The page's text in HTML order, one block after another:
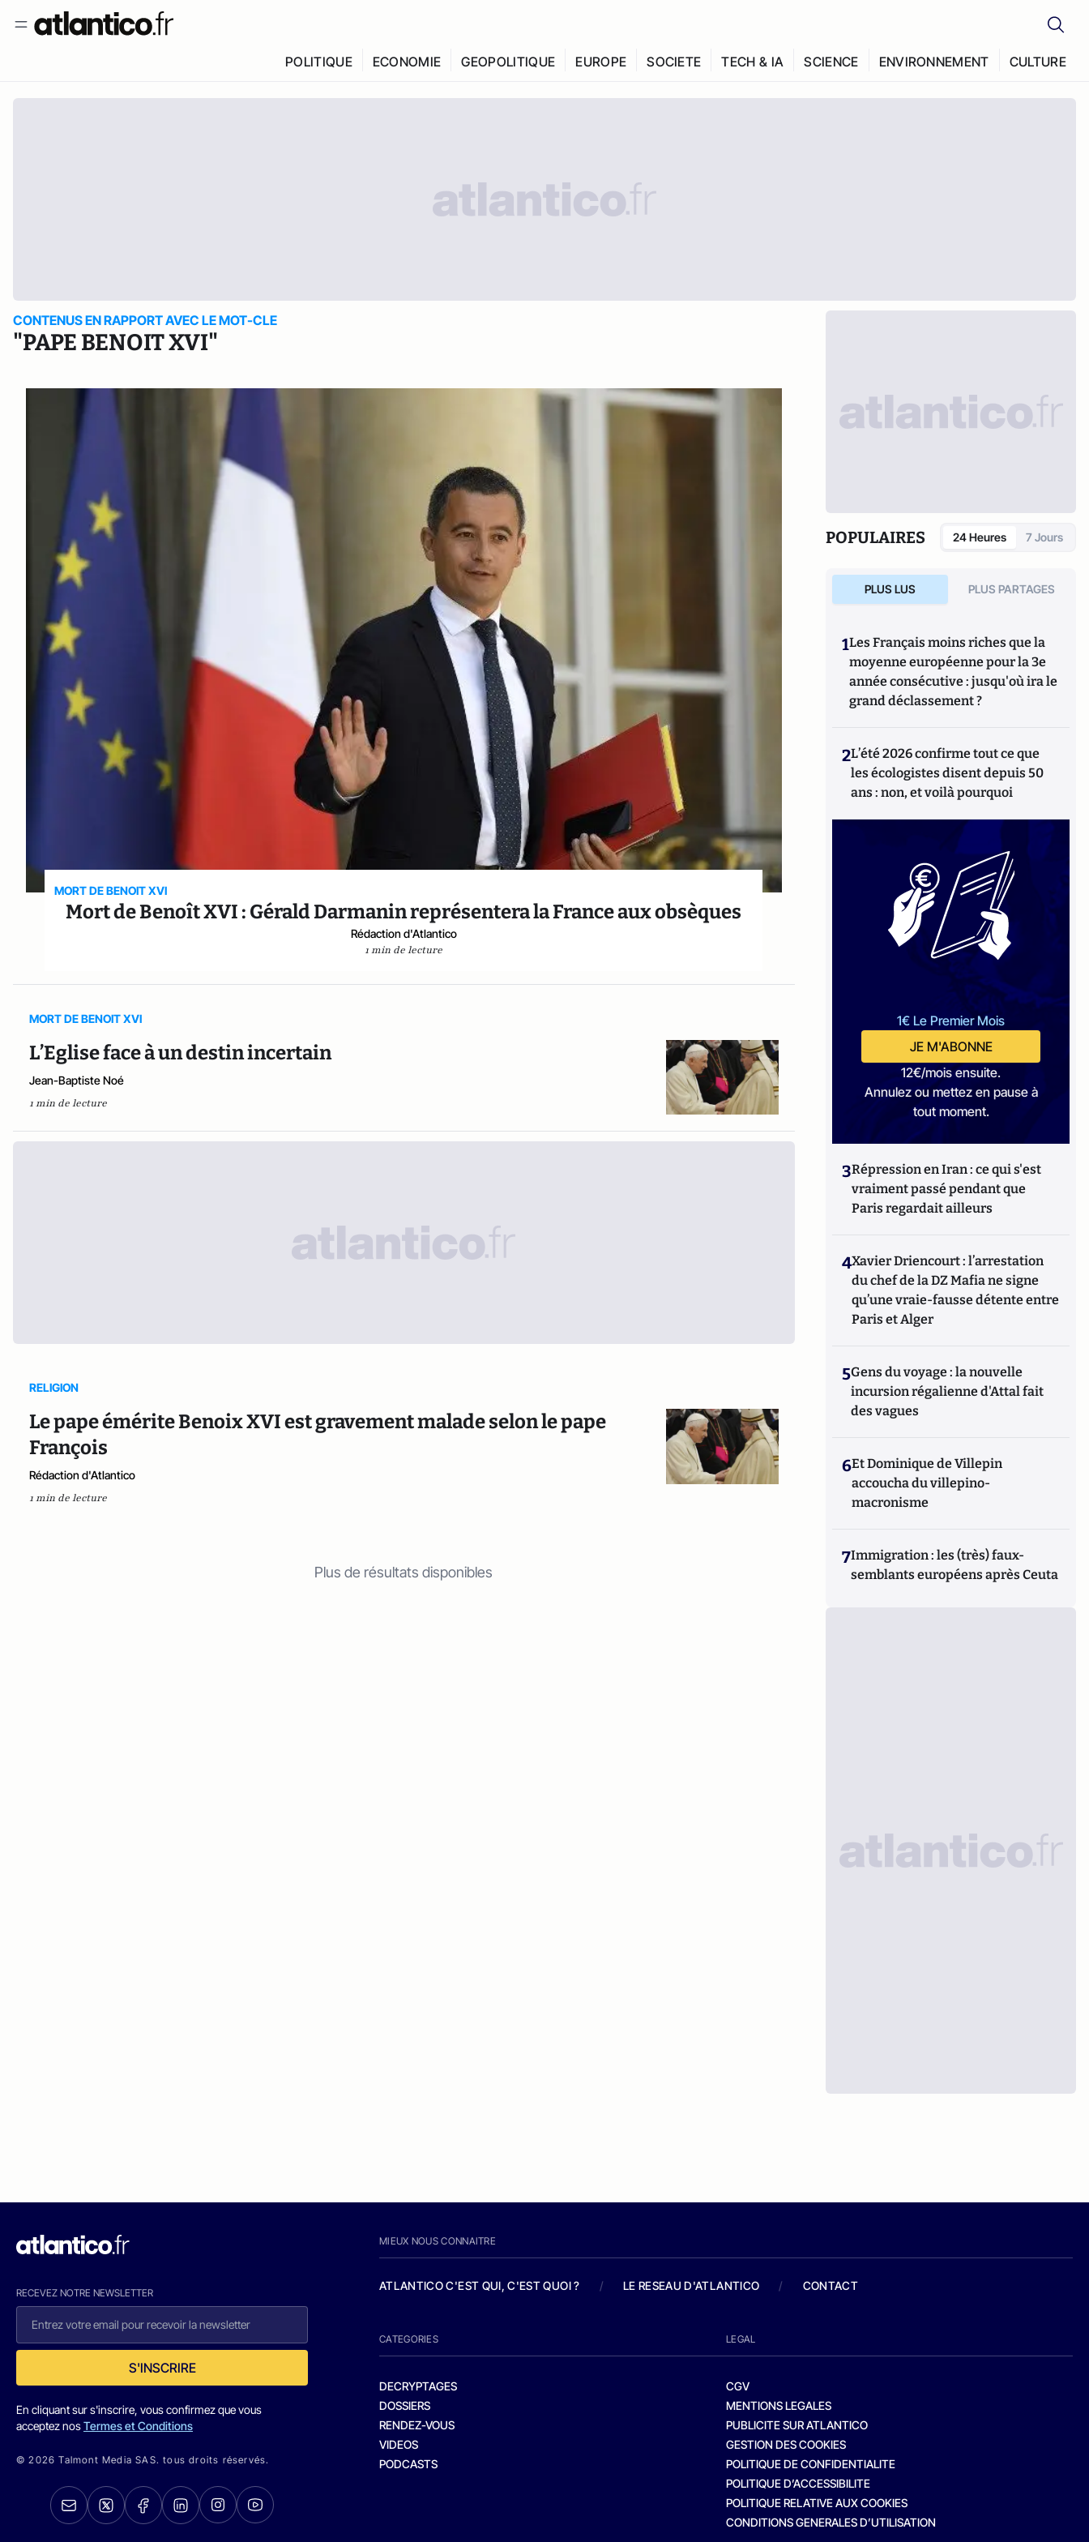
POLITIQUE ECONOMIE GEOPOLITIQUE EUROPE SOCIETE TECH & IA SCIENCE ENVIRONNEMENT CULTURE
CONTENUS EN RAPPORT AVEC LE MOT-CLE
"PAPE BENOIT XVI"
MORT DE BENOIT XVI
Mort de Benoît XVI : Gérald Darmanin représentera la France aux obsèques
Rédaction d'Atlantico
1 min de lecture
MORT DE BENOIT XVI
L’Eglise face à un destin incertain
Jean-Baptiste Noé
1 min de lecture
RELIGION
Le pape émérite Benoix XVI est gravement malade selon le pape
François
Rédaction d'Atlantico
1 min de lecture
Plus de résultats disponibles
POPULAIRES 24 Heures 7 Jours
PLUS LUS PLUS PARTAGES
1Les Français moins riches que la
moyenne européenne pour la 3e
année consécutive : jusqu'où ira le
grand déclassement ?
2L’été 2026 confirme tout ce que
les écologistes disent depuis 50
ans : non, et voilà pourquoi
1€ Le Premier Mois
JE M'ABONNE
12€/mois ensuite.
Annulez ou mettez en pause à
tout moment.
3Répression en Iran : ce qui s'est
vraiment passé pendant que
Paris regardait ailleurs
4Xavier Driencourt : l’arrestation
du chef de la DZ Mafia ne signe
qu’une vraie-fausse détente entre
Paris et Alger
5Gens du voyage : la nouvelle
incursion régalienne d'Attal fait
des vagues
6Et Dominique de Villepin
accoucha du villepino-
macronisme
7Immigration : les (très) faux-
semblants européens après Ceuta
RECEVEZ NOTRE NEWSLETTER
S'INSCRIRE
En cliquant sur s'inscrire, vous confirmez que vous
acceptez nosTermes et Conditions
© 2026 Talmont Media SAS. tous droits réservés.
MIEUX NOUS CONNAITRE
ATLANTICO C'EST QUI, C'EST QUOI ? / LE RESEAU D'ATLANTICO / CONTACT
CATEGORIES
DECRYPTAGES
DOSSIERS
RENDEZ-VOUS
VIDEOS
PODCASTS
LEGAL
CGV
MENTIONS LEGALES
PUBLICITE SUR ATLANTICO
GESTION DES COOKIES
POLITIQUE DE CONFIDENTIALITE
POLITIQUE D’ACCESSIBILITE
POLITIQUE RELATIVE AUX COOKIES
CONDITIONS GENERALES D’UTILISATION